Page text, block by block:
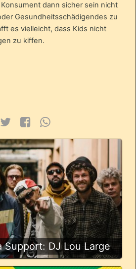
dann sicher sein nicht
Gesundheitsschädigendes zu
es vielleicht, dass Kids nicht
zu kiffen.
Support: DJ Lou Large